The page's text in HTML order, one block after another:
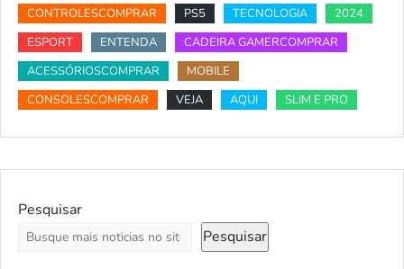
CONTROLESCOMPRAR
PS5 TECNOLOGIA
2024
ESPORT
ENTENDA
CADEIRA GAMERCOMPRAR
ACESSÓRIOSCOMPRAR
MOBILE
CONSOLESCOMPRAR
VEJA AQUI SLIM E PRO
Pesquisar
Pesquisar